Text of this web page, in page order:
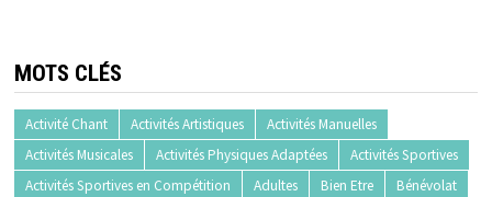
MOTS CLÉS
Activité Chant Activités Artistiques
Activités Manuelles
Activités Musicales
Activités Physiques Adaptées
Activités Sportives
Activités Sportives en Compétition
Adultes Bien Etre
Bénévolat